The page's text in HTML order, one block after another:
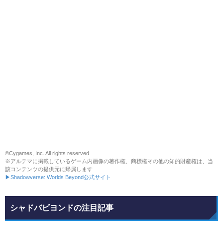
©Cygames, Inc. All rights reserved.
※アルテマに掲載しているゲーム内画像の著作権、商標権その他の知的財産権は、当
該コンテンツの提供元に帰属します
▶Shadowverse: Worlds Beyond公式サイト
シャドバビヨンドの注目記事